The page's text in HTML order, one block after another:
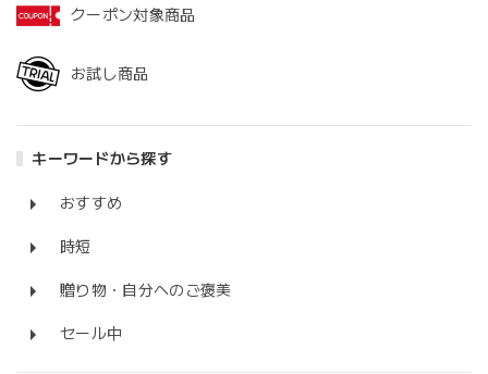
クーポン対象商品
お試し商品
キーワードから探す
おすすめ
時短
贈り物・自分へのご褒美
セール中